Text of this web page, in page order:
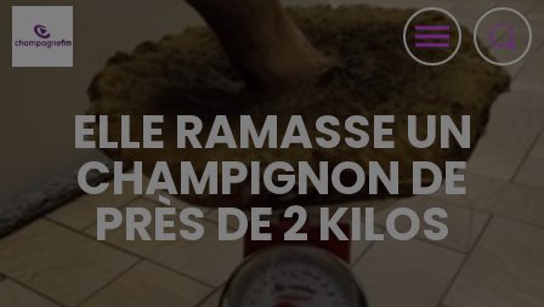
ELLE RAMASSE UN
CHAMPIGNON DE
PRÈS DE 2 KILOS